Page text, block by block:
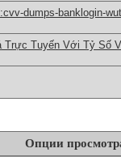
dumps-banklogin-
Trực Tuyến Với Tỷ Số
Опции